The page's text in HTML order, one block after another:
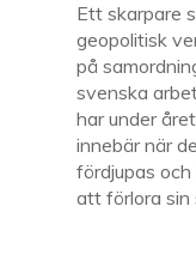
Ett skarpare
geopolitisk
på
svenska
har under
innebär när
fördjupas
att förlora sin